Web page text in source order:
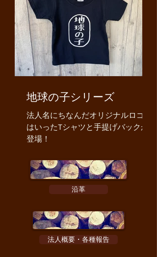
る場合もございますので、予めご了
承ください。 現地見学会では、室内
外の説明をいたします。 室内にお入
りいただき、子どもたちの活動の様
子や、施設の説明、保育理念などを
説明させていただきます。 室外にお
いても、子どもたちが自然とかかわ
りながら遊ぶ様子や、環境設定の説
明等をさせていただきます。 ※オン
ラインは、見学可能人数に上限はな
く、室内と室外ともに撮影いたしま
す。 日程は、下記のとおりです。
外施設並びに保育内容について説明
させていただきます。 参加希望の方
は、希望の園へご連絡くださいま
月18日(火) 現地見学会 9：30～
2026年9月15日(火) 現地見学会
9：30～ 2026年10月6日(火) 現地
地球の子シリーズ
法人名にちなんだオリジナルロゴの
はいったTシャツと手提げバックが
登場！
沿革
法人概要・各種報告